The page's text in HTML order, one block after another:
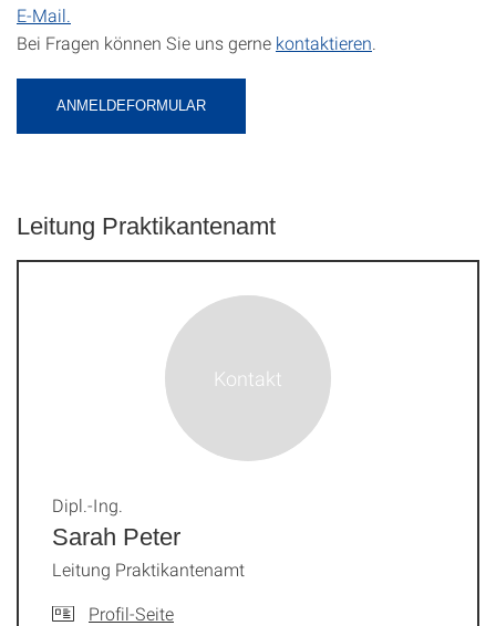
E-Mail.
Bei Fragen können Sie uns gerne kontaktieren
ANMELDEFORMULAR
Leitung Praktikantenamt
Sarah Peter
Dipl.-Ing.
Leitung Praktikantenamt
Profil-Seite